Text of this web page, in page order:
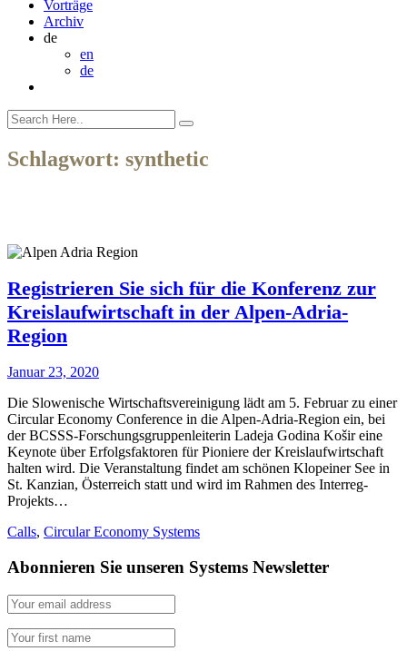
Vorträge
Archiv
de
en
de
Schlagwort: synthetic
Registrieren Sie sich für die Konferenz zur
Kreislaufwirtschaft in der Alpen-Adria-
Region
Januar 23, 2020
Die Slowenische Wirtschaftsvereinigung lädt am 5. Februar zu einer
Circular Economy Conference in die Alpen-Adria-Region ein, bei
der BCSSS-Forschungsgruppenleiterin Ladeja Godina Košir eine
Keynote über Erfolgsfaktoren für Pioniere der Kreislaufwirtschaft
halten wird. Die Veranstaltung findet am schönen Klopeiner See in
St. Kanzian, Österreich statt und wird im Rahmen des Interreg-
Projekts…
Calls, Circular Economy Systems
Abonnieren Sie unseren Systems Newsletter